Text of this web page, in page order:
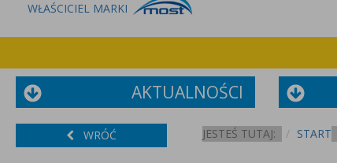
WŁAŚCICIEL MARKI
AKTUALNOŚCI
WRÓĆ JESTEŚ TUTAJ: START